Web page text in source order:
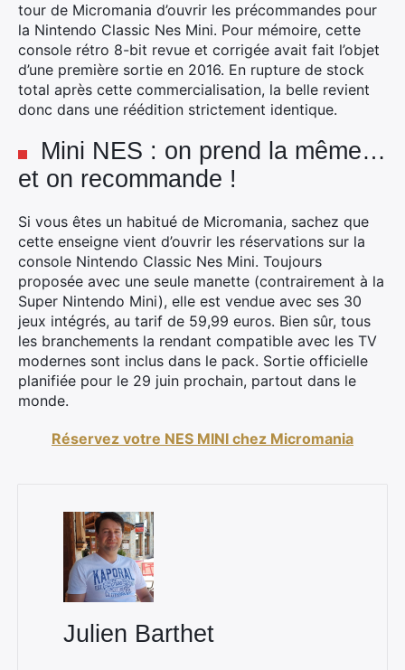
tour de Micromania d’ouvrir les précommandes pour
la Nintendo Classic Nes Mini. Pour mémoire, cette
console rétro 8-bit revue et corrigée avait fait l’objet
d’une première sortie en 2016. En rupture de stock
total après cette commercialisation, la belle revient
donc dans une réédition strictement identique.
Mini NES : on prend la même…
et on recommande !
Si vous êtes un habitué de Micromania, sachez que
cette enseigne vient d’ouvrir les réservations sur la
console Nintendo Classic Nes Mini. Toujours
proposée avec une seule manette (contrairement à la
Super Nintendo Mini), elle est vendue avec ses 30
jeux intégrés, au tarif de 59,99 euros. Bien sûr, tous
les branchements la rendant compatible avec les TV
modernes sont inclus dans le pack. Sortie officielle
planifiée pour le 29 juin prochain, partout dans le
monde.
Réservez votre NES MINI chez Micromania
Julien Barthet